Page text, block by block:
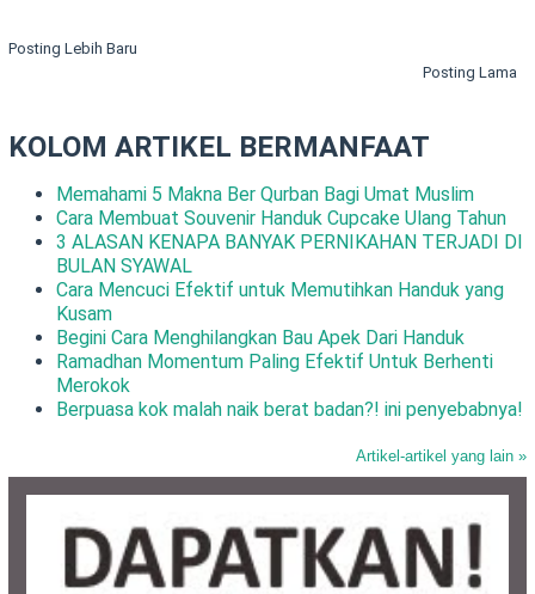
Posting Lebih Baru
Posting Lama
KOLOM ARTIKEL BERMANFAAT
Memahami 5 Makna Ber Qurban Bagi Umat Muslim
Cara Membuat Souvenir Handuk Cupcake Ulang Tahun
3 ALASAN KENAPA BANYAK PERNIKAHAN TERJADI DI
BULAN SYAWAL
Cara Mencuci Efektif untuk Memutihkan Handuk yang
Kusam
Begini Cara Menghilangkan Bau Apek Dari Handuk
Ramadhan Momentum Paling Efektif Untuk Berhenti
Merokok
Berpuasa kok malah naik berat badan?! ini penyebabnya!
Artikel-artikel yang lain »